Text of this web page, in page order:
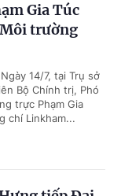
Gia Túc
trường
14/7, tại Trụ sở
Bộ Chính trị, Phó
trực Phạm Gia
chí Linkham...